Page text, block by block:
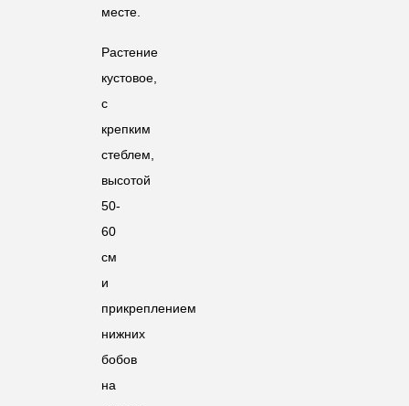
месте.
Растение
кустовое,
с
крепким
стеблем,
высотой
50-
60
см
и
прикреплением
нижних
бобов
на